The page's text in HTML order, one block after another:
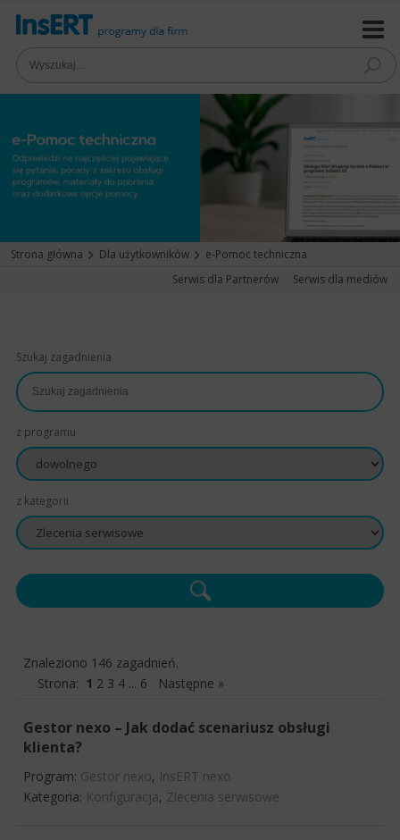
Strona główna Dla użytkowników
e-Pomoc techniczna
Serwis dla Partnerów
Serwis dla mediów
Szukaj zagadnienia
z programu
z kategorii
Znaleziono 146 zagadnień.
Strona: 1 2 3 4 ... 6 Następne »
Gestor nexo – Jak dodać scenariusz obsługi
klienta?
Program: Gestor nexo, InsERT nexo
Kategoria: Konfiguracja, Zlecenia serwisowe